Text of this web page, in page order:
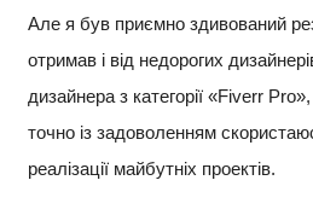
Але я був приємно здивований
отримав і від недорогих
дизайнера з категорії «Fiverr
точно із задоволенням
реалізації майбутніх проектів.